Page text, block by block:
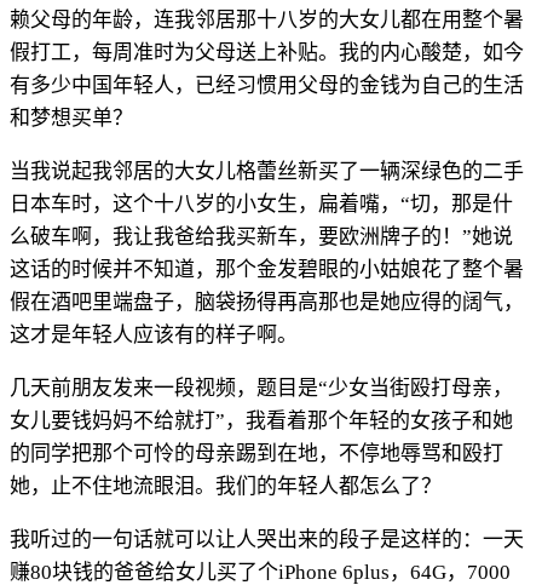
赖父母的年龄，连我邻居那十八岁的大女儿都在用整个暑
假打工，每周准时为父母送上补贴。我的内心酸楚，如今
有多少中国年轻人，已经习惯用父母的金钱为自己的生活
和梦想买单？
当我说起我邻居的大女儿格蕾丝新买了一辆深绿色的二手
日本车时，这个十八岁的小女生，扁着嘴，“切，那是什
么破车啊，我让我爸给我买新车，要欧洲牌子的！”她说
这话的时候并不知道，那个金发碧眼的小姑娘花了整个暑
假在酒吧里端盘子，脑袋扬得再高那也是她应得的阔气，
这才是年轻人应该有的样子啊。
几天前朋友发来一段视频，题目是“少女当街殴打母亲，
女儿要钱妈妈不给就打”，我看着那个年轻的女孩子和她
的同学把那个可怜的母亲踢到在地，不停地辱骂和殴打
她，止不住地流眼泪。我们的年轻人都怎么了？
我听过的一句话就可以让人哭出来的段子是这样的：一天
赚80块钱的爸爸给女儿买了个iPhone 6plus，64G，7000